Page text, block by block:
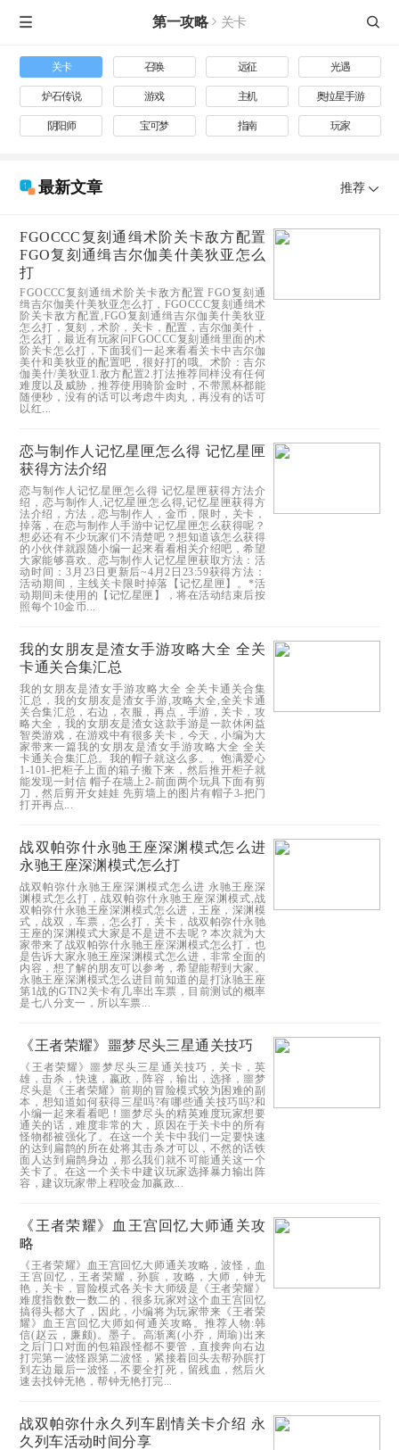

第一攻略关卡

关卡 召唤 远征 光遇
炉石传说 游戏 主机 奥拉星手游
阴阳师 宝可梦 指南 玩家
最新文章 推荐
FGOCCC复刻通缉术阶关卡敌方配置
FGO复刻通缉吉尔伽美什美狄亚怎么
打
FGOCCC复刻通缉术阶关卡敌方配置 FGO复刻通
缉吉尔伽美什美狄亚怎么打，FGOCCC复刻通缉术
阶关卡敌方配置,FGO复刻通缉吉尔伽美什美狄亚
怎么打，复刻，术阶，关卡，配置，吉尔伽美什，
怎么打，最近有玩家问FGOCCC复刻通缉里面的术
阶关卡怎么打，下面我们一起来看看关卡中吉尔伽
美什和美狄亚的配置吧，很好打的哦。术阶：吉尔
伽美什/美狄亚1.敌方配置2.打法推荐同样没有任何
难度以及威胁，推荐使用骑阶金时，不带黑杯都能
随便秒，没有的话可以考虑牛肉丸，再没有的话可
以红...
恋与制作人记忆星匣怎么得 记忆星匣
获得方法介绍
恋与制作人记忆星匣怎么得 记忆星匣获得方法介
绍，恋与制作人,记忆星匣怎么得,记忆星匣获得方
法介绍，方法，恋与制作人，金币，限时，关卡，
掉落，在恋与制作人手游中记忆星匣怎么获得呢？
想必还有不少玩家们不清楚吧？想知道该怎么获得
的小伙伴就跟随小编一起来看看相关介绍吧，希望
大家能够喜欢。恋与制作人记忆星匣获取方法：活
动时间：3月23日更新后~4月2日23:59获得方法：
活动期间，主线关卡限时掉落【记忆星匣】。*活
动期间未使用的【记忆星匣】，将在活动结束后按
照每个10金币...
我的女朋友是渣女手游攻略大全 全关
卡通关合集汇总
我的女朋友是渣女手游攻略大全 全关卡通关合集
汇总，我的女朋友是渣女手游,攻略大全,全关卡通
关合集汇总，右边，衣服，再点，手游，关卡，攻
略大全，我的女朋友是渣女这款手游是一款休闲益
智类游戏，在游戏中有很多关卡，今天，小编为大
家带来一篇我的女朋友是渣女手游攻略大全 全关
卡通关合集汇总。我的帽子就这么多。。饱满爱心
1-101-把柜子上面的箱子搬下来，然后推开柜子就
能发现一封信 帽子在墙上2-前面两个玩具下面有剪
刀，然后剪开女娃娃 先剪墙上的图片有帽子3-把门
打开再点...
战双帕弥什永驰王座深渊模式怎么进
永驰王座深渊模式怎么打
战双帕弥什永驰王座深渊模式怎么进 永驰王座深
渊模式怎么打，战双帕弥什永驰王座深渊模式,战
双帕弥什永驰王座深渊模式怎么进，王座，深渊模
式，战双，车票，怎么打，关卡，战双帕弥什永驰
王座的深渊模式大家是不是进不去呢？本次就为大
家带来了战双帕弥什永驰王座深渊模式怎么打，也
是告诉大家永驰王座深渊模式怎么进，非常全面的
内容，想了解的朋友可以参考，希望能帮到大家。
永驰王座深渊模式怎么进目前知道的是打泳驰王座
第1战的GTN2关卡有几率出车票，目前测试的概率
是七八分支一，所以车票...
《王者荣耀》噩梦尽头三星通关技巧
《王者荣耀》噩梦尽头三星通关技巧，关卡，英
雄，击杀，快速，嬴政，阵容，输出，选择，噩梦
尽头是《王者荣耀》前期的冒险模式较为困难的副
本，想知道如何获得三星吗?有哪些通关技巧吗?和
小编一起来看看吧！噩梦尽头的精英难度玩家想要
通关的话，难度非常的大，原因在于关卡中的所有
怪物都被强化了。在这一个关卡中我们一定要快速
的达到扁鹊的所在处将其击杀才可以，不然的话铁
面人达到扁鹊身边，那么我们就不可能通关这一个
关卡了。在这一个关卡中建议玩家选择暴力输出阵
容，建议玩家带上程咬金加嬴政...
《王者荣耀》血王宫回忆大师通关攻
略
《王者荣耀》血王宫回忆大师通关攻略，波怪，血
王宫回忆，王者荣耀，孙膑，攻略，大师，钟无
艳，关卡，冒险模式各关卡大师级是《王者荣耀》
难度指数数一数二的，很多玩家对这个血王宫回忆
搞得头都大了，因此，小编将为玩家带来《王者荣
耀》血王宫回忆大师如何通关攻略。推荐人物:韩
信(赵云，廉颇)。墨子。高渐离(小乔，周瑜)出来
之后门口对面的包箱跟怪都不要管，直接奔向右边
打完第一波怪跟第二波怪，紧接着回头去帮孙膑打
到左边最后一波怪，不要全打死，留残血，然后火
速去找钟无艳，帮钟无艳打完...
战双帕弥什永久列车剧情关卡介绍 永
久列车活动时间分享